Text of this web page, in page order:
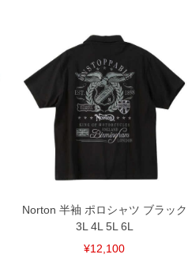
Norton 半袖 ポロシャツ ブラック
3L 4L 5L 6L
¥12,100